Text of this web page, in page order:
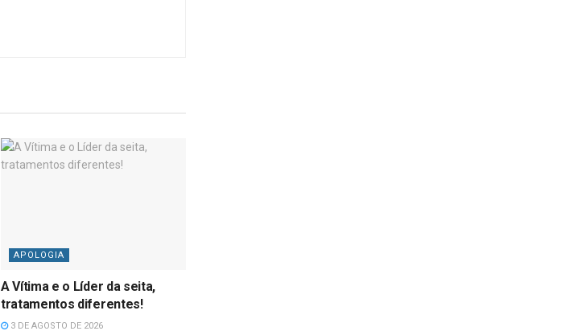
APOLOGIA
A Vítima e o Líder da seita,
tratamentos diferentes!
3 DE AGOSTO DE 2026